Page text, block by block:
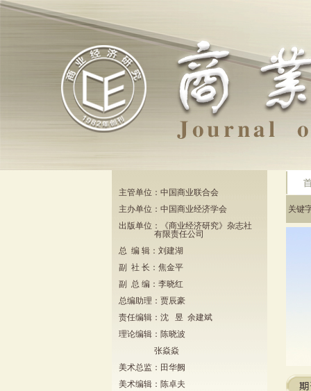
主管单位：中国商业联合会
主办单位：中国商业经济学会
出版单位：《商业经济研究》杂志社
有限责任公司
总 编 辑：刘建湖
副 社 长：焦金平
副 总 编：李晓红
总编助理：贾辰豪
责任编辑：沈 昱 余建斌
理论编辑：陈晓波
张焱焱
美术总监：田华阙
美术编辑：陈卓夫
关键